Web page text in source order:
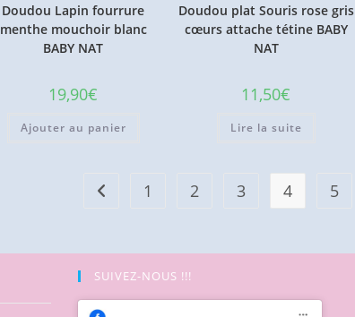
Doudou Lapin fourrure
menthe mouchoir blanc
BABY NAT
19,90€
Ajouter au panier
Doudou plat Souris rose gris
cœurs attache tétine BABY
NAT
11,50€
Lire la suite
1 2 3 4 5
SUIVEZ-NOUS !!!